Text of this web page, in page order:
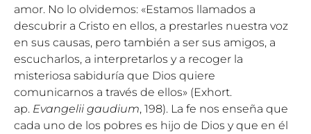
amor. No lo olvidemos: «Estamos llamados a
descubrir a Cristo en ellos, a prestarles nuestra voz
en sus causas, pero también a ser sus amigos, a
escucharlos, a interpretarlos y a recoger la
misteriosa sabiduría que Dios quiere
comunicarnos a través de ellos» (Exhort.
ap. Evangelii gaudium, 198). La fe nos enseña que
cada uno de los pobres es hijo de Dios y que en él